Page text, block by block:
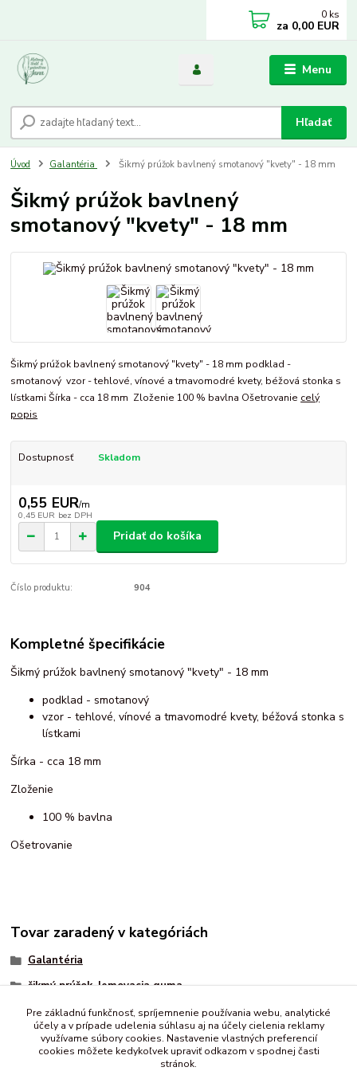
Menu
Hľadať
0 ks
za 0,00 EUR
Úvod Galantéria Šikmý prúžok bavlnený smotanový "kvety" - 18 mm
Šikmý prúžok bavlnený
smotanový "kvety" - 18 mm
Šikmý prúžok bavlnený smotanový "kvety" - 18 mm podklad -
smotanový vzor - tehlové, vínové a tmavomodré kvety, béžová stonka s
lístkami Šírka - cca 18 mm Zloženie 100 % bavlna Ošetrovanie celý
popis
Dostupnosť Skladom
0,55 EUR/m
0,45 EUR bez DPH
Pridať do košíka
Číslo produktu: 904
Kompletné špecifikácie
Šikmý prúžok bavlnený smotanový "kvety" - 18 mm
podklad - smotanový
vzor - tehlové, vínové a tmavomodré kvety, béžová stonka s
lístkami
Šírka - cca 18 mm
Zloženie
100 % bavlna
Ošetrovanie
Tovar zaradený v kategóriách
Galantéria
šikmý prúžok, lemovacia guma
bavlnený
vzorovaný
Pre základnú funkčnosť, spríjemnenie používania webu, analytické
účely a v prípade udelenia súhlasu aj na účely cielenia reklamy
využívame súbory cookies. Nastavenie vlastných preferencií
cookies môžete kedykoľvek upraviť odkazom v spodnej časti
stránok.